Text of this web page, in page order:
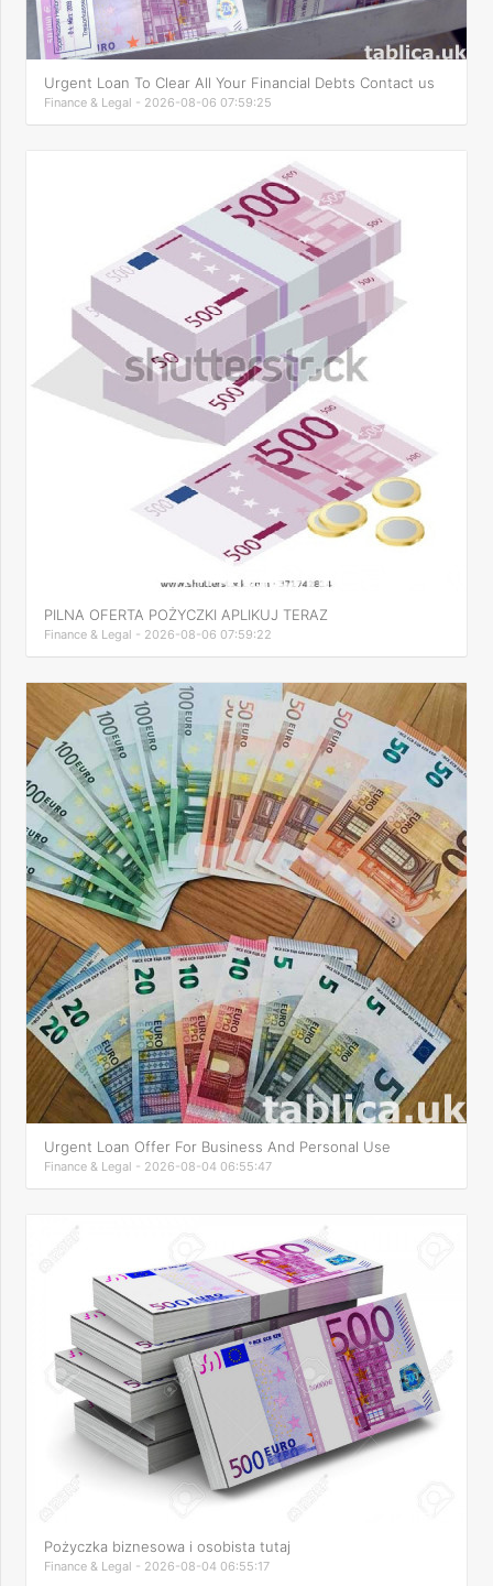
Urgent Loan To Clear All Your Financial Debts Contact us
Finance & Legal - 2026-08-06 07:59:25
PILNA OFERTA POŻYCZKI APLIKUJ TERAZ
Finance & Legal - 2026-08-06 07:59:22
Urgent Loan Offer For Business And Personal Use
Finance & Legal - 2026-08-04 06:55:47
Pożyczka biznesowa i osobista tutaj
Finance & Legal - 2026-08-04 06:55:17